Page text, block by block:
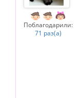
Поблагодарили:
71 раз(а)